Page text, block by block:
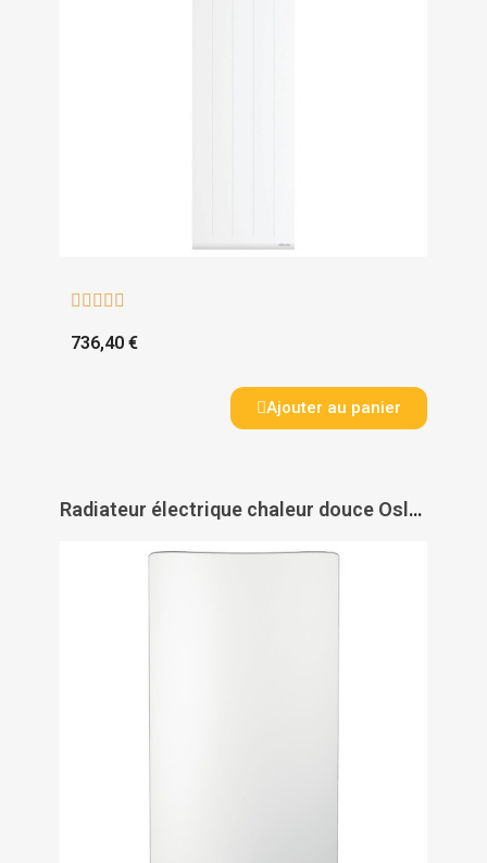
    
736,40 €
Ajouter au panier
Radiateur électrique chaleur douce Oslo 2 vertical - INTUIS